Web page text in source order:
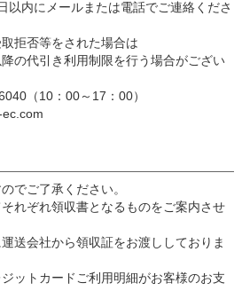
以内にメールまたは電話でご連絡くださ
拒否等をされた場合は
の代引き利用制限を行う場合がござい
（10：00～17：00）
でご了承ください。
れぞれ領収書となるものをご案内させ
送会社から領収証をお渡ししておりま
ットカードご利用明細がお客様のお支